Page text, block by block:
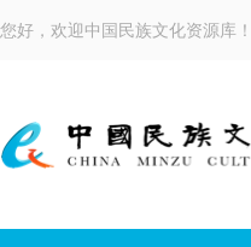
您好，欢迎中国民族文化资源库！